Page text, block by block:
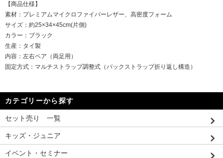
【商品仕様】
素材：プレミアムマイクロファイバーレザー、高密度フォーム
サイズ：約25×34×45cm(片側)
カラー：ブラック
生産：タイ製
内容：左右ペア（両足用）
固定方式：マルチストラップ調整式（バックストラップ折り返し構造）
カテゴリーから探す
セット売り 一覧
キッズ・ジュニア
イベント・セミナー